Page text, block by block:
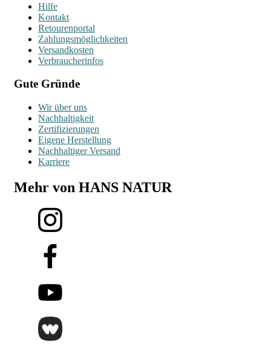
Hilfe
Kontakt
Retourenportal
Zahlungsmöglichkeiten
Versandkosten
Verbraucherinfos
Gute Gründe
Wir über uns
Nachhaltigkeit
Zertifizierungen
Eigene Herstellung
Nachhaltiger Versand
Karriere
Mehr von HANS NATUR